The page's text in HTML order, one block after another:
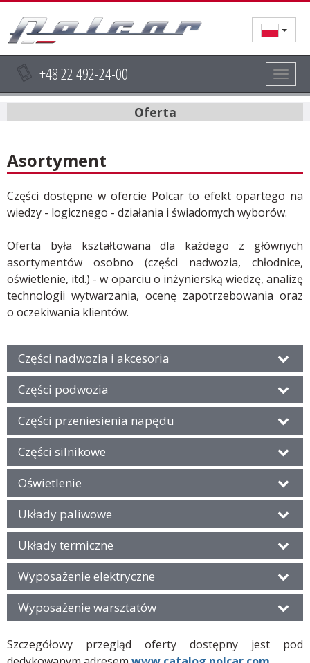
+48 22 492-24-00
Oferta
Asortyment
Części dostępne w ofercie Polcar to efekt opartego na
wiedzy - logicznego - działania i świadomych wyborów.
Oferta była kształtowana dla każdego z głównych
asortymentów osobno (części nadwozia, chłodnice,
oświetlenie, itd.) - w oparciu o inżynierską wiedzę, analizę
technologii wytwarzania, ocenę zapotrzebowania oraz
o oczekiwania klientów.
Części nadwozia i akcesoria
Części podwozia
Części przeniesienia napędu
Części silnikowe
Oświetlenie
Układy paliwowe
Układy termiczne
Wyposażenie elektryczne
Wyposażenie warsztatów
Szczegółowy przegląd oferty dostępny jest pod